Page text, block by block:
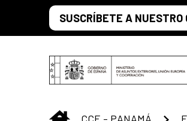
Saltar al contenido principal
SUSCRÍBETE A
INICIO